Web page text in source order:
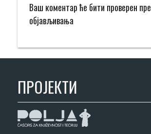
Ваш коментар ће бити проверен пре
објављивања
ПРОЈЕКТИ